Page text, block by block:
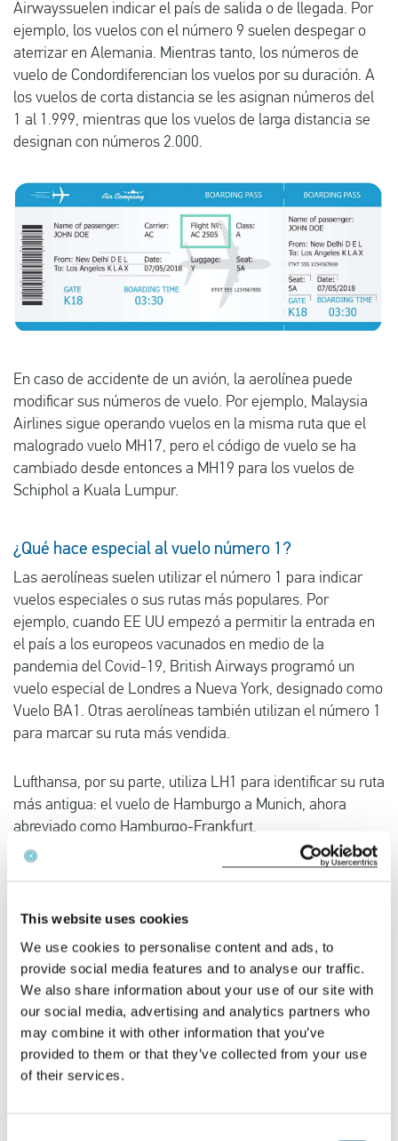
This website uses cookies
We use cookies to personalise content and ads, to
provide social media features and to analyse our traffic.
We also share information about your use of our site with
our social media, advertising and analytics partners who
may combine it with other information that you’ve
provided to them or that they’ve collected from your use
of their services.
Airwayssuelen indicar el país de salida o de llegada. Por
ejemplo, los vuelos con el número 9 suelen despegar o
aterrizar en Alemania. Mientras tanto, los números de
vuelo de Condordiferencian los vuelos por su duración. A
los vuelos de corta distancia se les asignan números del
1 al 1.999, mientras que los vuelos de larga distancia se
designan con números 2.000.
En caso de accidente de un avión, la aerolínea puede
modificar sus números de vuelo. Por ejemplo, Malaysia
Airlines sigue operando vuelos en la misma ruta que el
malogrado vuelo MH17, pero el código de vuelo se ha
cambiado desde entonces a MH19 para los vuelos de
Schiphol a Kuala Lumpur.
¿Qué hace especial al vuelo número 1?
Las aerolíneas suelen utilizar el número 1 para indicar
vuelos especiales o sus rutas más populares. Por
ejemplo, cuando EE UU empezó a permitir la entrada en
el país a los europeos vacunados en medio de la
pandemia del Covid-19, British Airways programó un
vuelo especial de Londres a Nueva York, designado como
Vuelo BA1. Otras aerolíneas también utilizan el número 1
para marcar su ruta más vendida.
Lufthansa, por su parte, utiliza LH1 para identificar su ruta
más antigua: el vuelo de Hamburgo a Munich, ahora
abreviado como Hamburgo-Frankfurt.
El número de vuelo es un identificador crucial para su
importantes relacionados con su viaje. Entre ellos se
encuentran la confirmación de la reserva, el billete, la
tarjeta de embarque, así como los tablones de anuncios y
los monitores del aeropuerto.
Normalmente, los billetes y las tarjetas de embarque se